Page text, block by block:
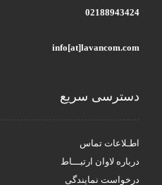
02188943424
info[at]lavancom.com
دسترسی سریع
اطـلاعات تماس
درباره لاوان ارتبـــاط
درخواست نمایندگی